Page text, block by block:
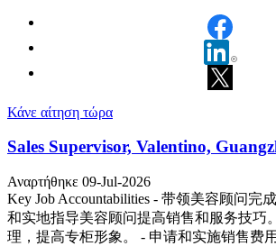
Κάνε αίτηση τώρα
Sales Supervisor, Valentino,
Αναρτήθηκε 09-Jul-2026
Key Job Accountabilities - 带领美容顾问完
和实地指导美容顾问提高销售和服务技巧
理，提高专柜形象。 - 申请和实施销售费